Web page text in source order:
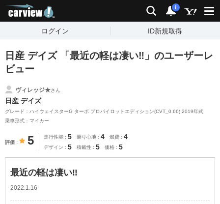
検索 通知
i
ログイン ID新規取得
日産 デイズ 「最近の軽は凄い‼︎」のユーザーレ
ビュー
ヴィレッジ★さん
日産 デイズ
グレード：ハイウェイスターG ターボ プロパイロットエディション(CVT_0.66) 2019年式
乗車形式：マイカー
評価 5 走行性能 5 乗り心地 4 燃費 4
デザイン 5 積載性 5 価格 5
最近の軽は凄い‼︎
2022.1.16